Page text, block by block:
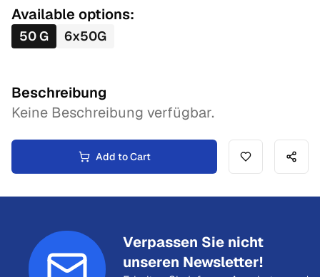
Available options:
50G 6x50G
Beschreibung
Keine Beschreibung verfügbar.
Add to Cart
Verpassen Sie nicht
unseren Newsletter!